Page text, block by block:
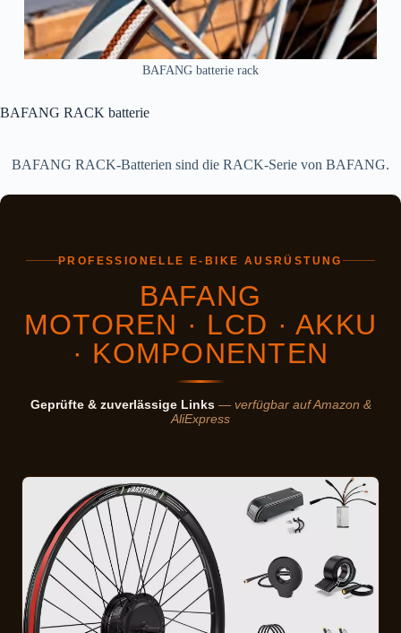
BAFANG batterie rack
BAFANG RACK batterie
BAFANG RACK-Batterien sind die RACK-Serie von BAFANG.
PROFESSIONELLE E-BIKE AUSRÜSTUNG
BAFANG
MOTOREN · LCD · AKKU
· KOMPONENTEN
Geprüfte & zuverlässige Links— verfügbar auf Amazon &
AliExpress